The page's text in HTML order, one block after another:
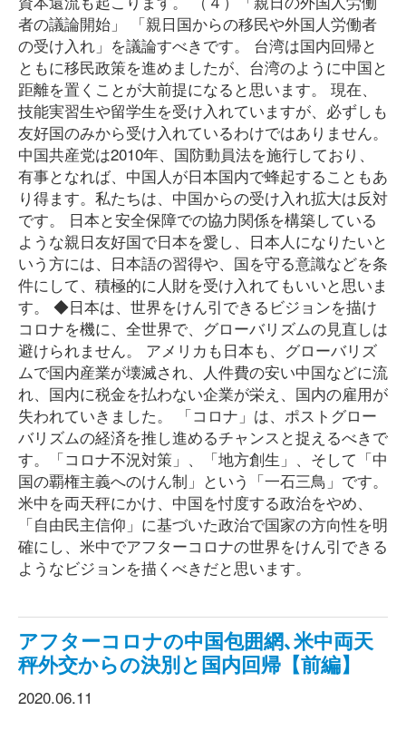
者の議論開始」 「親日国からの移民や外国人労働者
の受け入れ」を議論すべきです。 台湾は国内回帰と
ともに移民政策を進めましたが、台湾のように中国と
距離を置くことが大前提になると思います。 現在、
技能実習生や留学生を受け入れていますが、必ずしも
友好国のみから受け入れているわけではありません。
中国共産党は2010年、国防動員法を施行しており、
有事となれば、中国人が日本国内で蜂起することもあ
り得ます。私たちは、中国からの受け入れ拡大は反対
です。 日本と安全保障での協力関係を構築している
ような親日友好国で日本を愛し、日本人になりたいと
いう方には、日本語の習得や、国を守る意識などを条
件にして、積極的に人財を受け入れてもいいと思いま
す。 ◆日本は、世界をけん引できるビジョンを描け
コロナを機に、全世界で、グローバリズムの見直しは
避けられません。 アメリカも日本も、グローバリズ
ムで国内産業が壊滅され、人件費の安い中国などに流
れ、国内に税金を払わない企業が栄え、国内の雇用が
失われていきました。 「コロナ」は、ポストグロー
バリズムの経済を推し進めるチャンスと捉えるべきで
す。「コロナ不況対策」、「地方創生」、そして「中
国の覇権主義へのけん制」という「一石三鳥」です。
米中を両天秤にかけ、中国を忖度する政治をやめ、
「自由民主信仰」に基づいた政治で国家の方向性を明
確にし、米中でアフターコロナの世界をけん引できる
ようなビジョンを描くべきだと思います。
アフターコロナの中国包囲網､米中両天
秤外交からの決別と国内回帰【前編】
2020.06.11